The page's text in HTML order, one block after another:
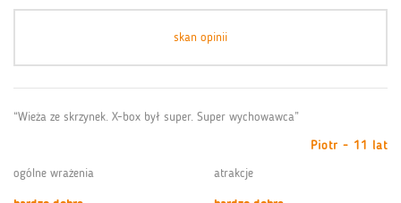
skan opinii
“Wieża ze skrzynek. X-box był super. Super wychowawca”
Piotr - 11 lat
ogólne wrażenia
atrakcje